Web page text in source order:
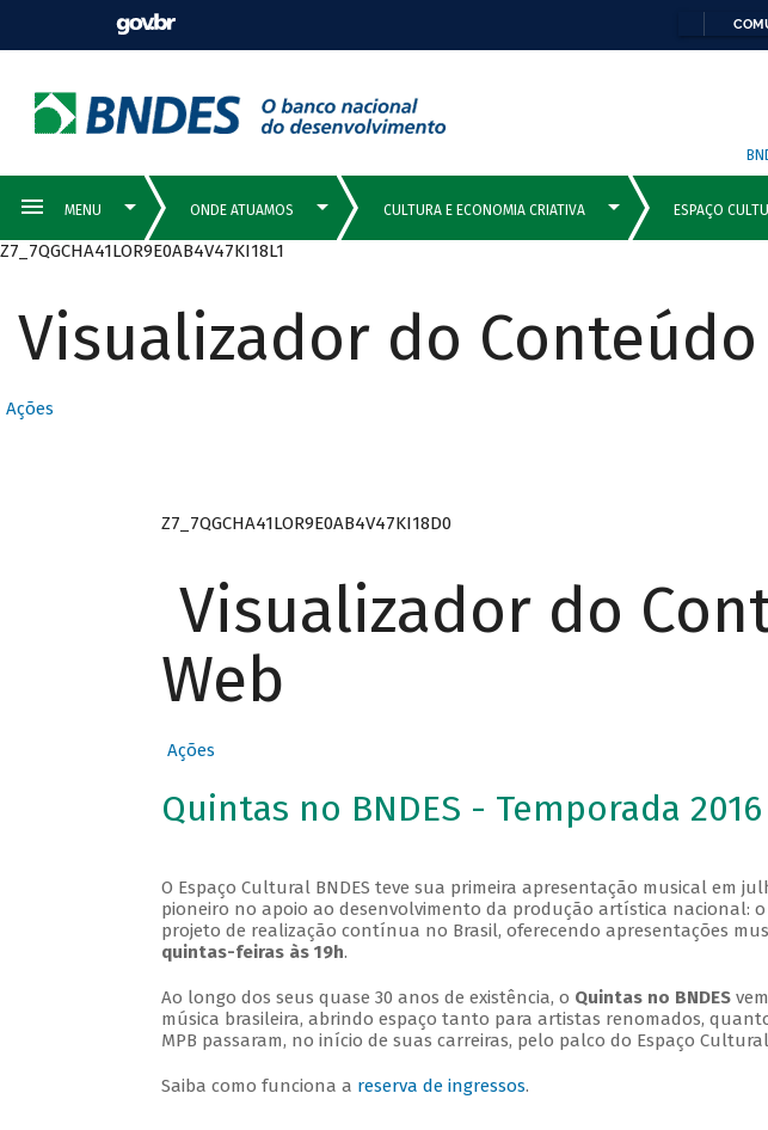
Z7_7QGCHA41LOR9E0AB4V47KI18L1
Visualizador do Conteúdo
Ações
Z7_7QGCHA41LOR9E0AB4V47KI18D0
Visualizador do
Web
Ações
Quintas no BNDES - Temporada 2016
O Espaço Cultural BNDES teve sua primeira apresentação musical em
pioneiro no apoio ao desenvolvimento da produção artística nacional: o
projeto de realização contínua no Brasil, oferecendo apresentações
quintas-feiras às 19h.
Ao longo dos seus quase 30 anos de existência, o Quintas no BNDES
música brasileira, abrindo espaço tanto para artistas renomados,
MPB passaram, no início de suas carreiras, pelo palco do Espaço Cultural
Saiba como funciona a reserva de ingressos.